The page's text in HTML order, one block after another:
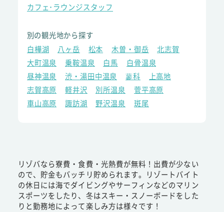
カフェ･ラウンジスタッフ
別の観光地から探す
白樺湖
八ヶ岳 松本 木曽・御岳
北志賀
大町温泉
乗鞍温泉 白馬
白骨温泉
昼神温泉
渋・湯田中温泉 蓼科
上高地
志賀高原
軽井沢 別所温泉
菅平高原
車山高原
諏訪湖 野沢温泉 斑尾
リゾバなら寮費・食費・光熱費が無料！出費が少ない
ので、貯金もバッチリ貯められます。リゾートバイト
の休日には海でダイビングやサーフィンなどのマリン
スポーツをしたり、冬はスキー・スノーボードをした
りと勤務地によって楽しみ方は様々です！